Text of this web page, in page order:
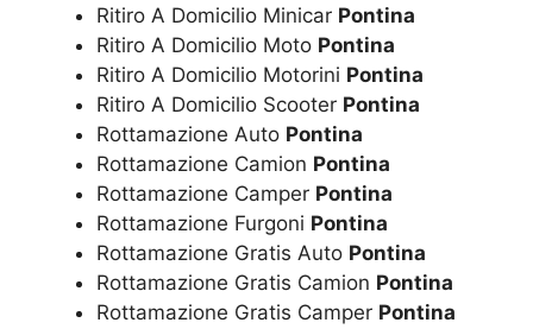
Ritiro A Domicilio Minicar Pontina
Ritiro A Domicilio Moto Pontina
Ritiro A Domicilio Motorini Pontina
Ritiro A Domicilio Scooter Pontina
Rottamazione Auto Pontina
Rottamazione Camion Pontina
Rottamazione Camper Pontina
Rottamazione Furgoni Pontina
Rottamazione Gratis Auto Pontina
Rottamazione Gratis Camion Pontina
Rottamazione Gratis Camper Pontina